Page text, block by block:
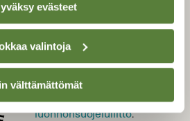
evästeet
valintoja
välttämättömät
SUOMEN LUONNON­
Suomen Luonto -lehden
kustantaja onSuomen
luonnonsuojelu­liitto.